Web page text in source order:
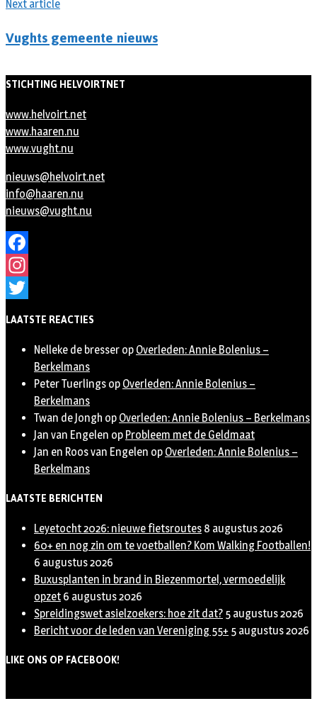
Next article
Vughts gemeente nieuws
STICHTING HELVOIRTNET
www.helvoirt.net
www.haaren.nu
www.vught.nu
nieuws@helvoirt.net
info@haaren.nu
nieuws@vught.nu
Facebook
Instagram
LAATSTE REACTIES
Nelleke de bresser op Overleden: Annie Bolenius –
Berkelmans
Peter Tuerlings op Overleden: Annie Bolenius –
Berkelmans
Twan de Jongh op Overleden: Annie Bolenius – Berkelmans
Jan van Engelen op Probleem met de Geldmaat
Jan en Roos van Engelen op Overleden: Annie Bolenius –
Berkelmans
LAATSTE BERICHTEN
Leyetocht 2026: nieuwe fietsroutes 8 augustus 2026
60+ en nog zin om te voetballen? Kom Walking Footballen!
6 augustus 2026
Buxusplanten in brand in Biezenmortel, vermoedelijk
opzet 6 augustus 2026
Spreidingswet asielzoekers: hoe zit dat? 5 augustus 2026
Bericht voor de leden van Vereniging 55+ 5 augustus 2026
LIKE ONS OP FACEBOOK!